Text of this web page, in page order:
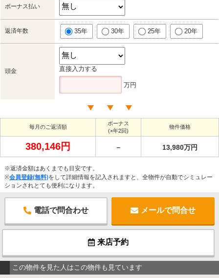
ボーナス払い
返済年数 35年 30年 25年 20年
頭金 直接入力する
万円
毎月のご返済額
ボーナス
(×年2回)
物件価格
380,146円 － 13,980万円
※返済金額はあくまでも目安です。
※会員登録(無料)をして詳細情報を記入されますと、全物件が自動でシミュレー
ションされとても便利になります。
電話で問合わせ メールで問合せ
来店予約
この物件を見た人はこの物件も見ています